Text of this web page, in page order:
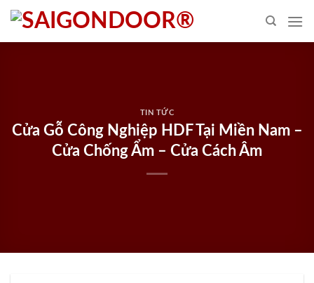
Skip
content
TIN TỨC
Cửa Gỗ Công Nghiệp HDF Tại Miền Nam –
Cửa Chống Ẩm – Cửa Cách Âm